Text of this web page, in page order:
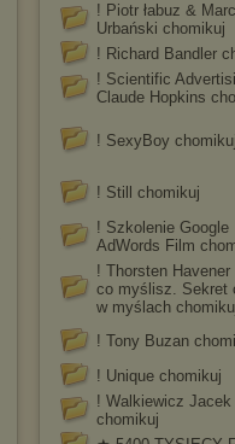
! Piotr łabuz &
Urbański chomikuj
! Richard Bandler
! Scientific
Claude Hopkins
! SexyBoy
! Still chomikuj
! Szkolenie Google
AdWords Film
! Thorsten Havener
co myślisz. Sekret
w myślach
! Tony Buzan
! Unique chomikuj
! Walkiewicz Jacek
chomikuj